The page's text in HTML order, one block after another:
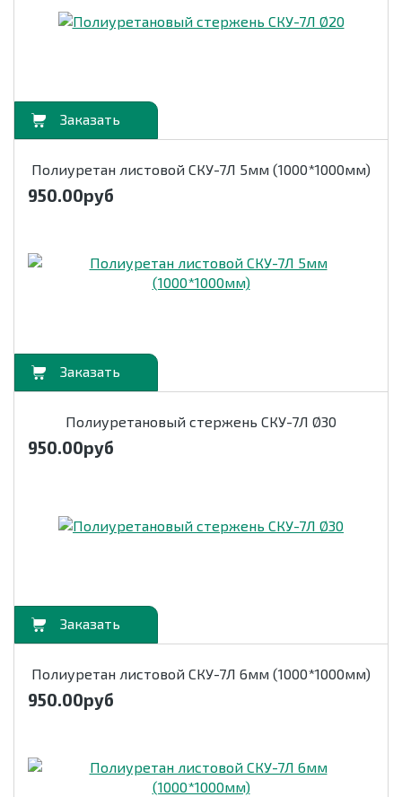
Полиуретан листовой СКУ-7Л 5мм (1000*1000мм)
950.00руб
Полиуретановый стержень СКУ-7Л Ø30
950.00руб
Полиуретан листовой СКУ-7Л 6мм (1000*1000мм)
950.00руб